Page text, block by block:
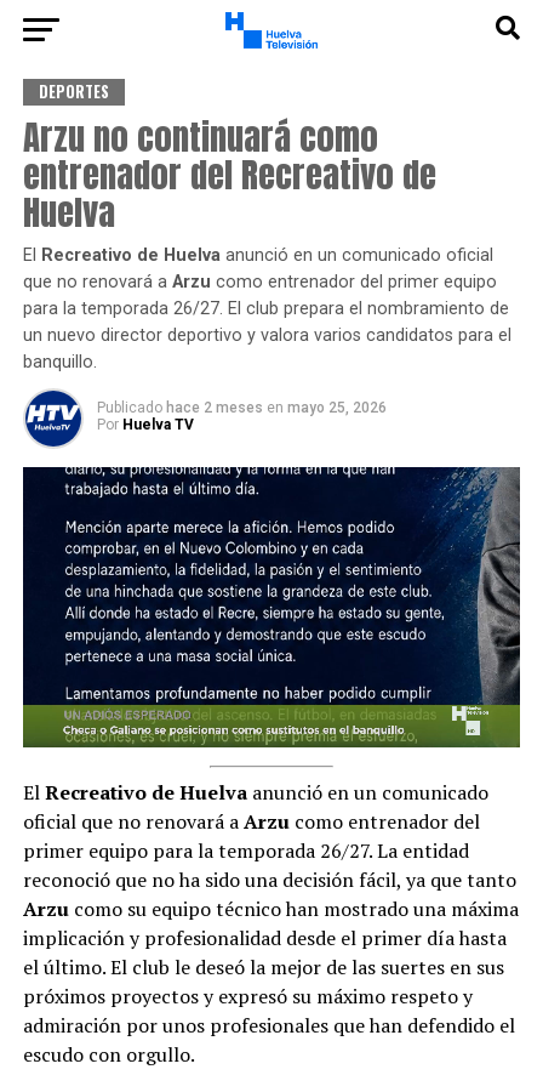
DEPORTES
Arzu no continuará como
entrenador del Recreativo de
Huelva
El Recreativo de Huelvaanunció en un comunicado oficial
que no renovará a Arzu como entrenador del primer equipo
para la temporada 26/27. El club prepara el nombramiento de
un nuevo director deportivo y valora varios candidatos para el
banquillo.
Publicado hace 2 meses en mayo 25, 2026
Por Huelva TV
ElRecreativo de Huelvaanunció en un comunicado
oficial que no renovará aArzucomo entrenador del
primer equipo para la temporada 26/27.La entidad
reconoció que no ha sido una decisión fácil, ya que tanto
Arzucomo su equipo técnico han mostrado una máxima
implicación y profesionalidad desde el primer día hasta
el último. El club le deseó la mejor de las suertes en sus
próximos proyectos y expresó su máximo respeto y
admiración por unos profesionales que han defendido el
escudo con orgullo.